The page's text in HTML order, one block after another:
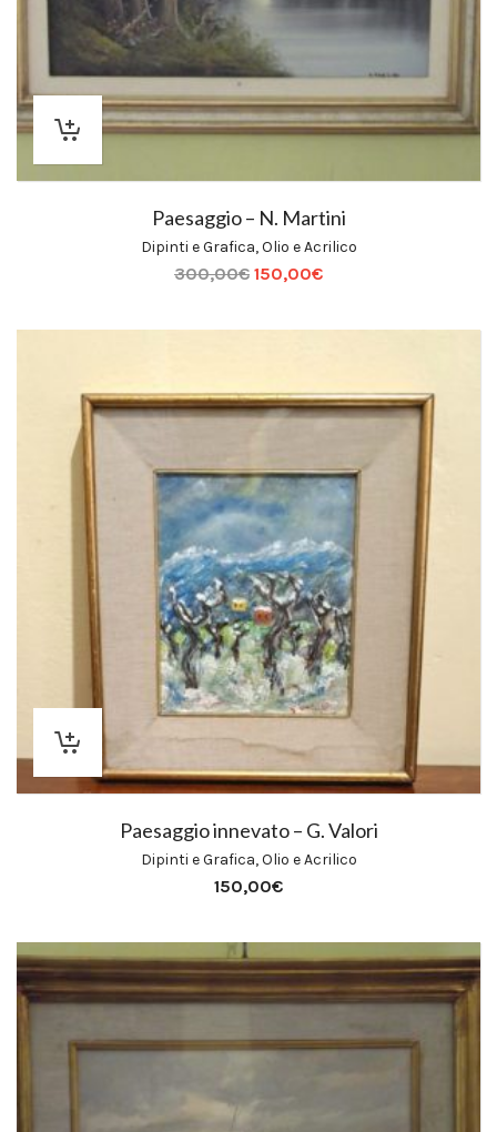
Paesaggio – N. Martini
Dipinti e Grafica,Olio e Acrilico
300,00€ 150,00€
Paesaggio innevato – G. Valori
Dipinti e Grafica,Olio e Acrilico
150,00€